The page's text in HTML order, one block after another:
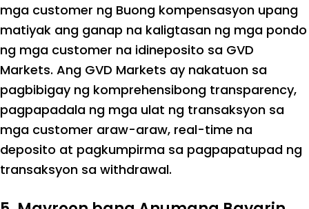
mga customer ng Buong kompensasyon upang
matiyak ang ganap na kaligtasan ng mga pondo
ng mga customer na idineposito sa GVD
Markets. Ang GVD Markets ay nakatuon sa
pagbibigay ng komprehensibong transparency,
pagpapadala ng mga ulat ng transaksyon sa
mga customer araw-araw, real-time na
deposito at pagkumpirma sa pagpapatupad ng
transaksyon sa withdrawal.